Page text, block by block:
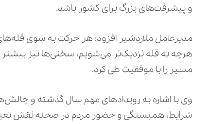
و پیشرفت‌های بزرگ برای کشور باشد.
مدیرعامل ملاردشیر افزود: هر حرکت به سوی
هرچه به قله نزدیک‌تر می‌شویم، سختی‌ها نیز
مسیر را با موفقیت طی کرد.
وی با اشاره به رویدادهای مهم سال گذشته و
شرایط، همبستگی و حضور مردم در صحنه نقش